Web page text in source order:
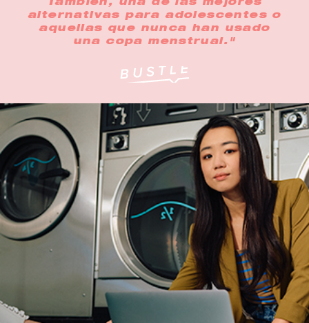
También, una de las mejores
alternativas para adolescentes o
aquellas que nunca han usado
una copa menstrual."